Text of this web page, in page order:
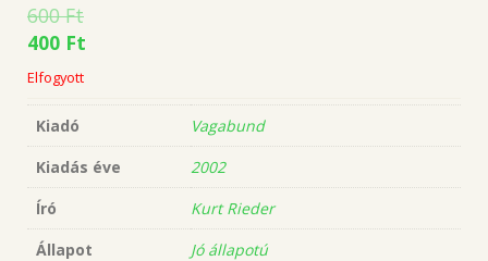
600Ft
400 Ft
Elfogyott
Kiadó
Vagabund
Kiadás éve
2002
Író
Kurt Rieder
Állapot
Jó állapotú